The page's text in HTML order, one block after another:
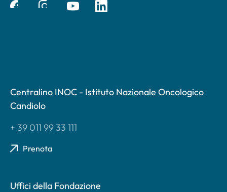
Centralino INOC - Istituto Nazionale Oncologico
Candiolo
+ 39 011 99 33 111
Prenota
Uffici della Fondazione